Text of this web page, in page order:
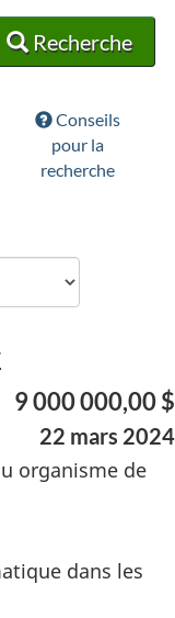
Recherche
Conseils
pour la
recherche
9 000 000,00 $
22 mars 2024
organisme de
dans les